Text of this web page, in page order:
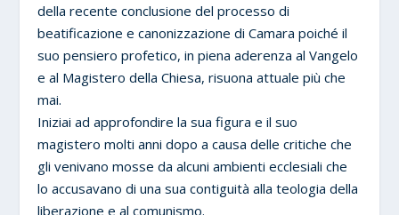
della recente conclusione del processo di
beatificazione e canonizzazione di Camara poiché il
suo pensiero profetico, in piena aderenza al Vangelo
e al Magistero della Chiesa, risuona attuale più che
mai.
Iniziai ad approfondire la sua figura e il suo
magistero molti anni dopo a causa delle critiche che
gli venivano mosse da alcuni ambienti ecclesiali che
lo accusavano di una sua contiguità alla teologia della
liberazione e al comunismo.